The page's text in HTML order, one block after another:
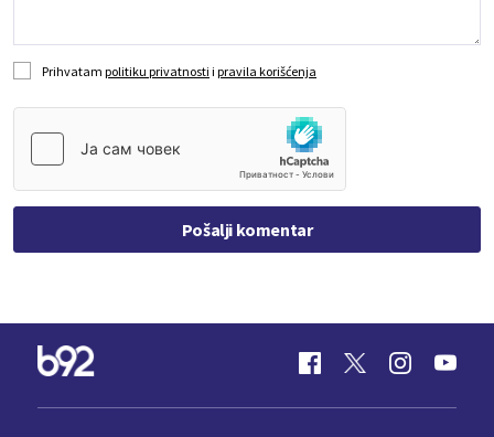
Prihvatam politiku privatnosti i pravila korišćenja
Pošalji komentar